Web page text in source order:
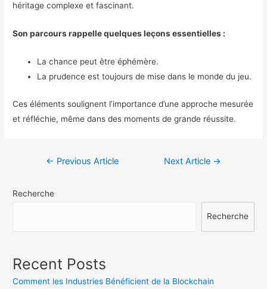
héritage complexe et fascinant.
Son parcours rappelle quelques leçons essentielles :
La chance peut être éphémère.
La prudence est toujours de mise dans le monde du jeu.
Ces éléments soulignent l’importance d’une approche mesurée
et réfléchie, même dans des moments de grande réussite.
Navigation
l’article
← Previous Article Next Article →
Recherche
Recherche
Recent Posts
Comment les Industries Bénéficient de la Blockchain